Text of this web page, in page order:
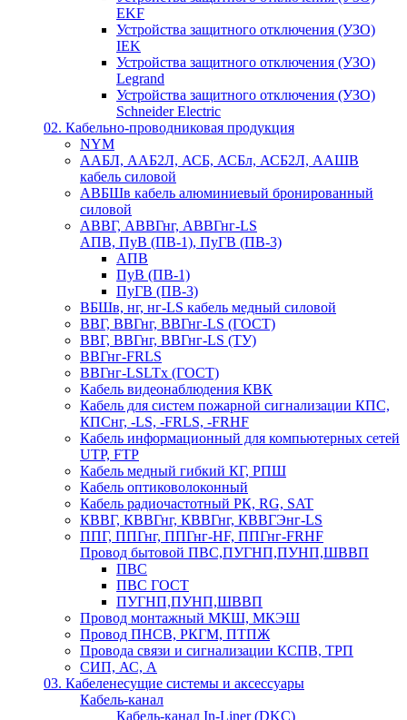
EKF
Устройства защитного отключения (УЗО)
IEK
Устройства защитного отключения (УЗО)
Legrand
Устройства защитного отключения (УЗО)
Schneider Electric
02. Кабельно-проводниковая продукция
NYM
ААБЛ, ААБ2Л, АСБ, АСБл, АСБ2Л, ААШВ
кабель силовой
АВБШв кабель алюминиевый бронированный
силовой
АВВГ, АВВГнг, АВВГнг-LS
АПВ, ПуВ (ПВ-1), ПуГВ (ПВ-3)
АПВ
ПуВ (ПВ-1)
ПуГВ (ПВ-3)
ВБШв, нг, нг-LS кабель медный силовой
ВВГ, ВВГнг, ВВГнг-LS (ГОСТ)
ВВГ, ВВГнг, ВВГнг-LS (ТУ)
ВВГнг-FRLS
ВВГнг-LSLTx (ГОСТ)
Кабель видеонаблюдения КВК
Кабель для систем пожарной сигнализации КПС,
КПСнг, -LS, -FRLS, -FRHF
Кабель информационный для компьютерных сетей
UTP, FTP
Кабель медный гибкий КГ, РПШ
Кабель оптиковолоконный
Кабель радиочастотный РК, RG, SAT
КВВГ, КВВГнг, КВВГнг, КВВГЭнг-LS
ППГ, ППГнг, ППГнг-HF, ППГнг-FRHF
Провод бытовой ПВС,ПУГНП,ПУНП,ШВВП
ПВС
ПВС ГОСТ
ПУГНП,ПУНП,ШВВП
Провод монтажный МКШ, МКЭШ
Провод ПНСВ, РКГМ, ПТПЖ
Провода связи и сигнализации КСПВ, ТРП
СИП, АС, А
03. Кабеленесущие системы и аксессуары
Кабель-канал
Кабель-канал In-Liner (DKC)